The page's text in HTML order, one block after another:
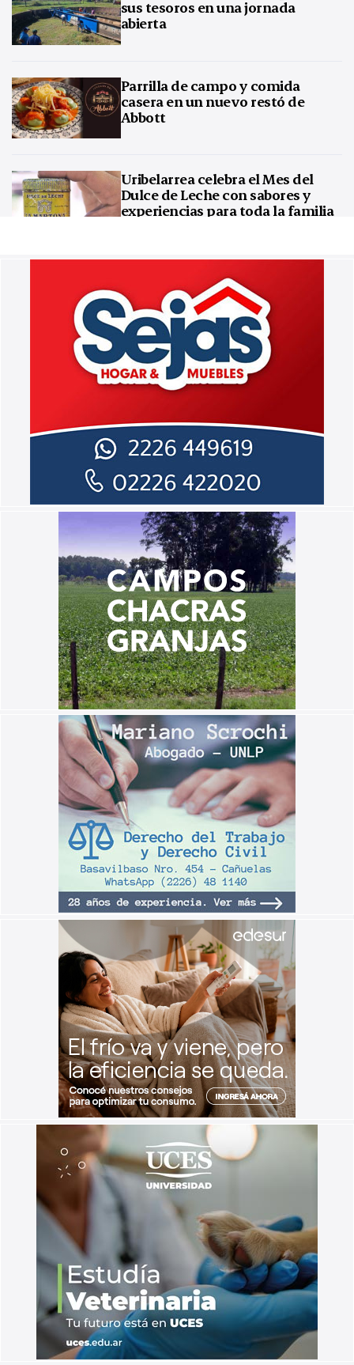
sus tesoros en una jornada
abierta
Parrilla de campo y comida
casera en un nuevo restó de
Abbott
Uribelarrea celebra el Mes del
Dulce de Leche con sabores y
experiencias para toda la familia